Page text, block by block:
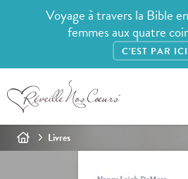
Voyage à travers la Bible
femmes aux quatre
C'EST PAR
Livres